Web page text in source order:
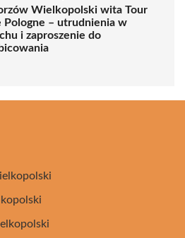
Wielkopolski wita Tour
Pologne – utrudnienia w
i zaproszenie do